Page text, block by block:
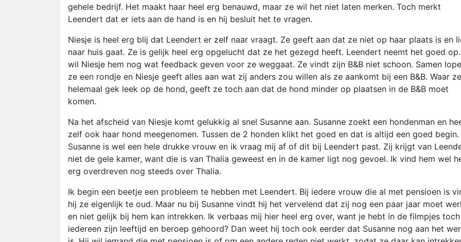
gehele bedrijf. Het maakt haar heel erg benauwd, maar ze wil het niet laten merken. Toch merkt
Leendert dat er iets aan de hand is en hij besluit het te vragen.
Niesje is heel erg blij dat Leendert er zelf naar vraagt. Ze geeft aan dat ze niet op haar plaats is en
naar huis gaat. Ze is gelijk heel erg opgelucht dat ze het gezegd heeft. Leendert neemt het goed op.
wil Niesje hem nog wat feedback geven voor ze weggaat. Ze vindt zijn B&B niet schoon. Samen
ze een rondje en Niesje geeft alles aan wat zij anders zou willen als ze aankomt bij een B&B. Waar ze
helemaal gek leek op de hond, geeft ze toch aan dat de hond minder op plaatsen in de B&B moet
komen.
Na het afscheid van Niesje komt gelukkig al snel Susanne aan. Susanne zoekt een hondenman en
zelf ook haar hond meegenomen. Tussen de 2 honden klikt het goed en dat is altijd een goed begin.
Susanne is wel een hele drukke vrouw en ik vraag mij af of dit bij Leendert past. Zij krijgt van
niet de gele kamer, want die is van Thalia geweest en in de kamer ligt nog gevoel. Ik vind hem wel
erg overdreven nog steeds over Thalia.
Ik begin een beetje een probleem te hebben met Leendert. Bij iedere vrouw die al met pensioen is
hij ze eigenlijk te oud. Maar nu bij Susanne vindt hij het vervelend dat zij nog een paar jaar moet
en niet gelijk bij hem kan intrekken. Ik verbaas mij hier heel erg over, want je hebt in de filmpjes toch
iedereen zijn leeftijd en beroep gehoord? Dan weet hij toch ook eerder dat Susanne nog aan het